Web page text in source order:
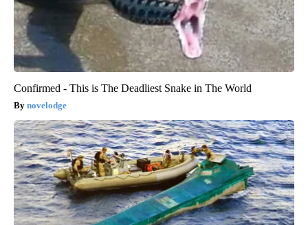
Confirmed - This is The Deadliest Snake in The World
novelodge